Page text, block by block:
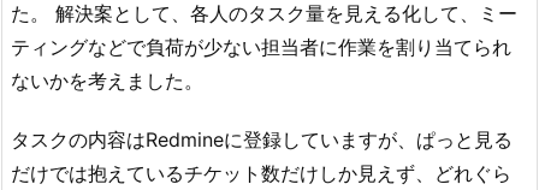
た。 解決案として、各人のタスク量を見える化して、ミー
ティングなどで負荷が少ない担当者に作業を割り当てられ
ないかを考えました。
タスクの内容はRedmineに登録していますが、ぱっと見る
だけでは抱えているチケット数だけしか見えず、どれぐら